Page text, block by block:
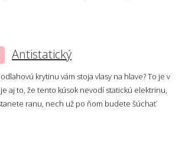
Antistatický
krytinu vám stoja vlasy na hlave? To je v
aj to, že tento kúsok nevodí statickú elektrinu,
ranu, nech už po ňom budete šúchať